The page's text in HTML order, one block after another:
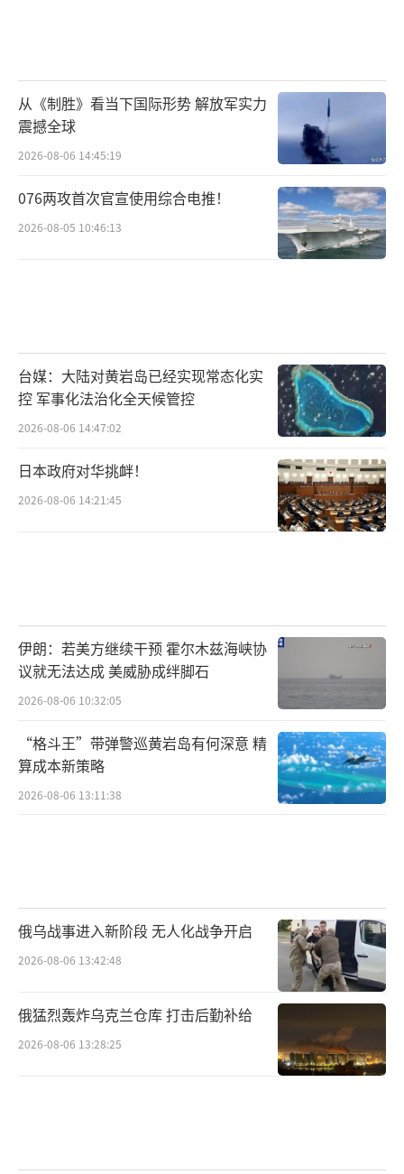
从《制胜》看当下国际形势 解放军实力
震撼全球
2026-08-06 14:45:19
076两攻首次官宣使用综合电推！
2026-08-05 10:46:13
台媒：大陆对黄岩岛已经实现常态化实
控 军事化法治化全天候管控
2026-08-06 14:47:02
日本政府对华挑衅！
2026-08-06 14:21:45
伊朗：若美方继续干预 霍尔木兹海峡协
议就无法达成 美威胁成绊脚石
2026-08-06 10:32:05
“格斗王”带弹警巡黄岩岛有何深意 精
算成本新策略
2026-08-06 13:11:38
俄乌战事进入新阶段 无人化战争开启
2026-08-06 13:42:48
俄猛烈轰炸乌克兰仓库 打击后勤补给
2026-08-06 13:28:25